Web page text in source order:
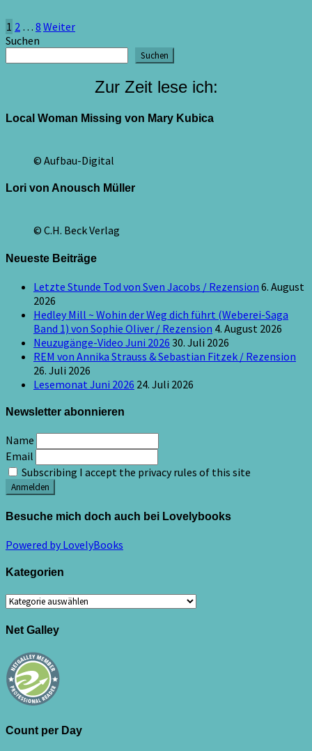
Seitennummerierung
der
Beiträge
1 2 … 8 Weiter
Suchen
Suchen
Zur Zeit lese ich:
Local Woman Missing von Mary Kubica
© Aufbau-Digital
Lori von Anousch Müller
© C.H. Beck Verlag
Neueste Beiträge
Letzte Stunde Tod von Sven Jacobs / Rezension 6. August
2026
Hedley Mill ~ Wohin der Weg dich führt (Weberei-Saga
Band 1) von Sophie Oliver / Rezension 4. August 2026
Neuzugänge-Video Juni 2026 30. Juli 2026
REM von Annika Strauss & Sebastian Fitzek / Rezension
26. Juli 2026
Lesemonat Juni 2026 24. Juli 2026
Newsletter abonnieren
Name
Email
Subscribing I accept the privacy rules of this site
Besuche mich doch auch bei Lovelybooks
Powered by LovelyBooks
Kategorien
Kategorien
Net Galley
Count per Day